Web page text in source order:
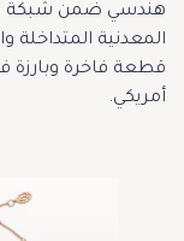
المعدنية المتداخلة
أمريكي.